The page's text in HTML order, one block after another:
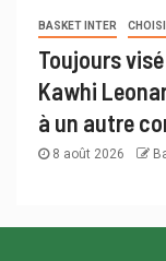
BASKET INTER
Toujours
Kawhi
à un autre
8 août 2026